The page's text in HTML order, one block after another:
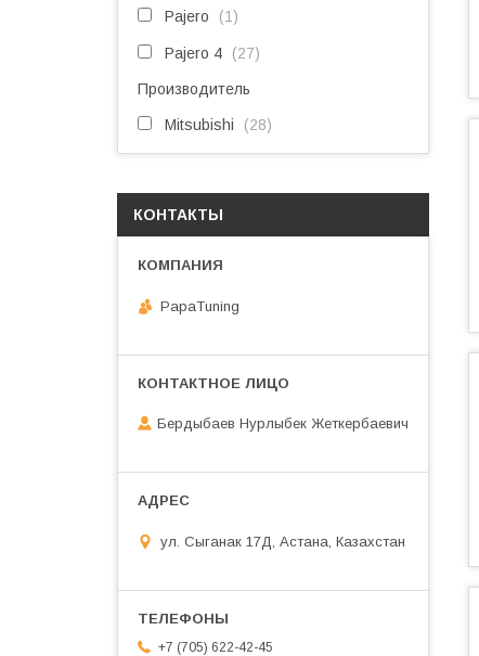
Pajero 1
Pajero 4 27
Производитель
Mitsubishi 28
КОНТАКТЫ
PapaTuning
Бердыбаев Нурлыбек Жеткербаевич
ул. Сыганак 17Д, Астана, Казахстан
+7 (705) 622-42-45